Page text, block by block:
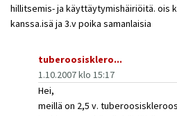
hillitsemis- ja käyttäytymishäiriöitä. ois
kanssa.isä ja 3.v poika samanlaisia
tuberoosisklero...
1.10.2007 klo 15:17
Hei,
meillä on 2,5 v.